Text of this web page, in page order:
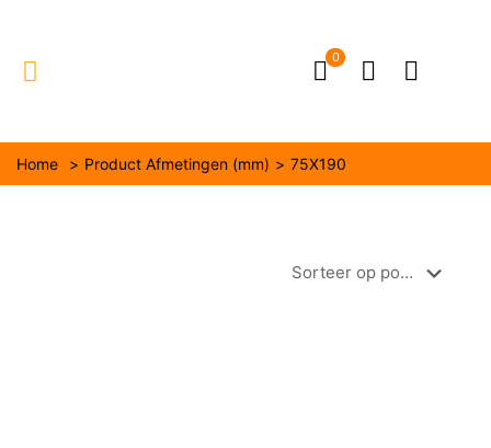
0
Home > Product Afmetingen (mm) > 75X190